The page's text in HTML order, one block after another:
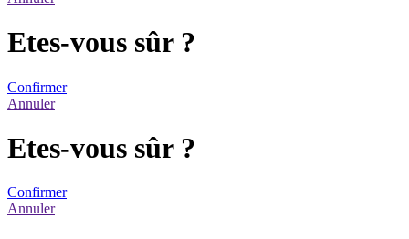
Etes-vous sûr ?
Confirmer
Annuler
Etes-vous sûr ?
Confirmer
Annuler